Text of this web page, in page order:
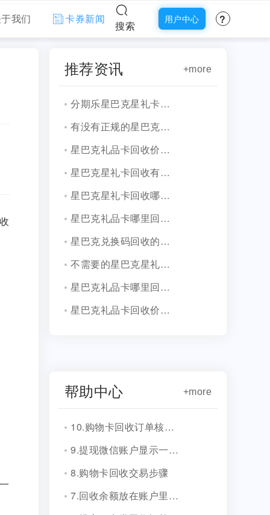
我们 卡券新闻
搜索
用户中心 ?
推荐资讯 +more
分期乐星巴克星礼卡兑换码回收方式盘点！
有没有正规的星巴克星礼卡回收平台？
星巴克礼品卡回收价格是多少？
星巴克星礼卡回收有哪些方式？实用指南!
星巴克星礼卡回收哪个平台更靠谱？
星巴克礼品卡哪里回收安全正规？
星巴克兑换码回收的三种途径！
不需要的星巴克星礼卡该如何处理？
星巴克礼品卡哪里回收安全正规？
星巴克礼品卡回收价格是多少？
帮助中心 +more
10.购物卡回收订单核销会有消息通知吗？
9.提现微信账户显示一串字符是什么？
8.购物卡回收交易步骤
7.回收余额放在账户里安全吗？